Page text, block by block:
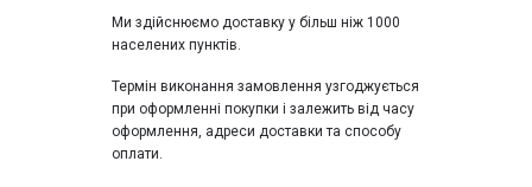
Ми здійснюємо доставку у більш ніж 1000
населених пунктів.
Термін виконання замовлення узгоджується
при оформленні покупки і залежить від часу
оформлення, адреси доставки та способу
оплати.